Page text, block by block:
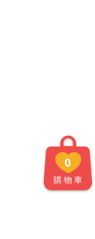
0
購物車